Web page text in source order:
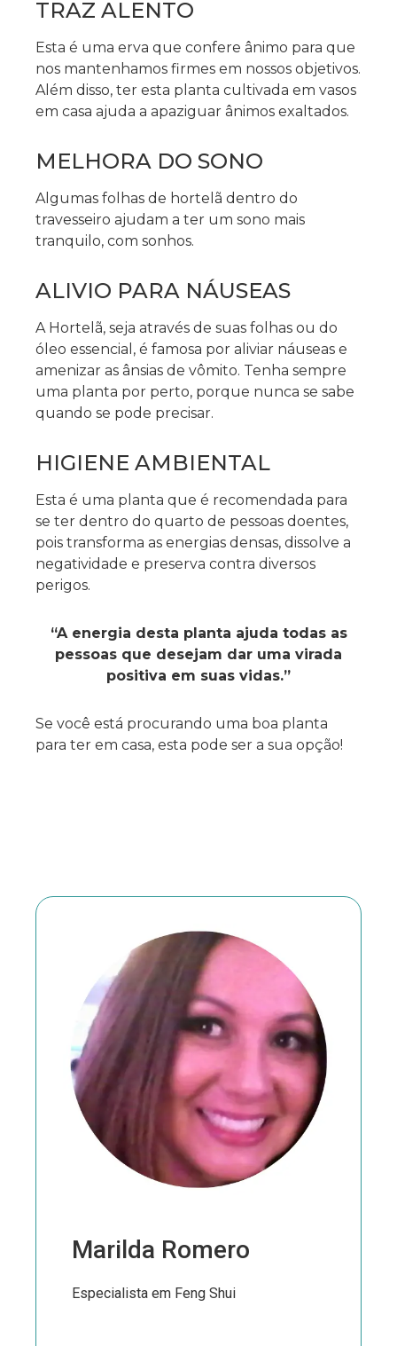
TRAZ ALENTO
Esta é uma erva que confere ânimo para que
nos mantenhamos firmes em nossos objetivos.
Além disso, ter esta planta cultivada em vasos
em casa ajuda a apaziguar ânimos exaltados.
MELHORA DO SONO
Algumas folhas de hortelã dentro do
travesseiro ajudam a ter um sono mais
tranquilo, com sonhos.
ALIVIO PARA NÁUSEAS
A Hortelã, seja através de suas folhas ou do
óleo essencial, é famosa por aliviar náuseas e
amenizar as ânsias de vômito. Tenha sempre
uma planta por perto, porque nunca se sabe
quando se pode precisar.
HIGIENE AMBIENTAL
Esta é uma planta que é recomendada para
se ter dentro do quarto de pessoas doentes,
pois transforma as energias densas, dissolve a
negatividade e preserva contra diversos
perigos.
“A energia desta planta ajuda todas as
pessoas que desejam dar uma virada
positiva em suas vidas.”
Se você está procurando uma boa planta
para ter em casa, esta pode ser a sua opção!
Marilda Romero
Especialista em Feng Shui